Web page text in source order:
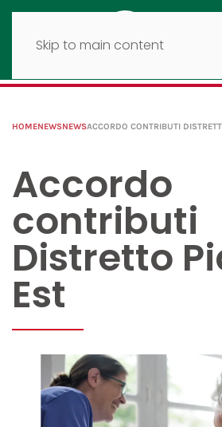
Skip to main content
HOMENEWSNEWSACCORDO CONTRIBUTI
Accordo
contributi
Distretto
Est